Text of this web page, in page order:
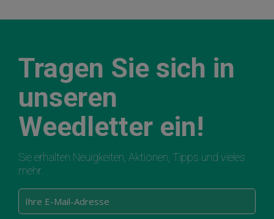
Tragen Sie sich in
unseren
Weedletter ein!
Sie erhalten Neuigkeiten, Aktionen, Tipps und vieles
mehr.